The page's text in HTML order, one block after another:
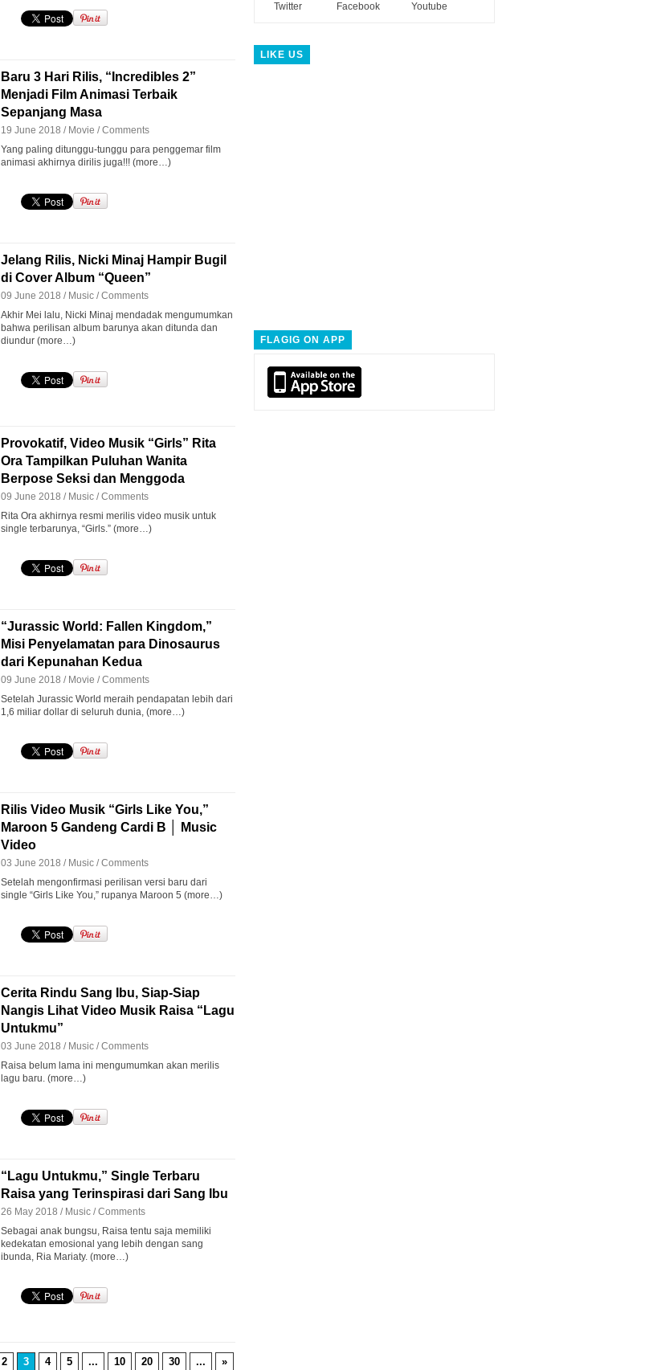
Baru 3 Hari Rilis, “Incredibles 2”
Menjadi Film Animasi Terbaik
Sepanjang Masa
19 June 2018 / Movie /Comments
Yang paling ditunggu-tunggu para penggemar film
animasi akhirnya dirilis juga!!! (more…)
Jelang Rilis, Nicki Minaj Hampir Bugil
di Cover Album “Queen”
09 June 2018 / Music /Comments
Akhir Mei lalu, Nicki Minaj mendadak mengumumkan
bahwa perilisan album barunya akan ditunda dan
diundur (more…)
Provokatif, Video Musik “Girls” Rita
Ora Tampilkan Puluhan Wanita
Berpose Seksi dan Menggoda
09 June 2018 / Music /Comments
Rita Ora akhirnya resmi merilis video musik untuk
single terbarunya, “Girls.” (more…)
“Jurassic World: Fallen Kingdom,”
Misi Penyelamatan para Dinosaurus
dari Kepunahan Kedua
09 June 2018 / Movie /Comments
Setelah Jurassic World meraih pendapatan lebih dari
1,6 miliar dollar di seluruh dunia, (more…)
Rilis Video Musik “Girls Like You,”
Maroon 5 Gandeng Cardi B │ Music
Video
03 June 2018 / Music /Comments
Setelah mengonfirmasi perilisan versi baru dari
single “Girls Like You,” rupanya Maroon 5 (more…)
Cerita Rindu Sang Ibu, Siap-Siap
Nangis Lihat Video Musik Raisa “Lagu
Untukmu”
03 June 2018 / Music /Comments
Raisa belum lama ini mengumumkan akan merilis
lagu baru. (more…)
“Lagu Untukmu,” Single Terbaru
Raisa yang Terinspirasi dari Sang Ibu
26 May 2018 / Music /Comments
Sebagai anak bungsu, Raisa tentu saja memiliki
kedekatan emosional yang lebih dengan sang
ibunda, Ria Mariaty. (more…)
2 3 4 5 ... 10 20 30 ... »
Twitter Facebook Youtube
LIKE US
FLAGIG ON APP